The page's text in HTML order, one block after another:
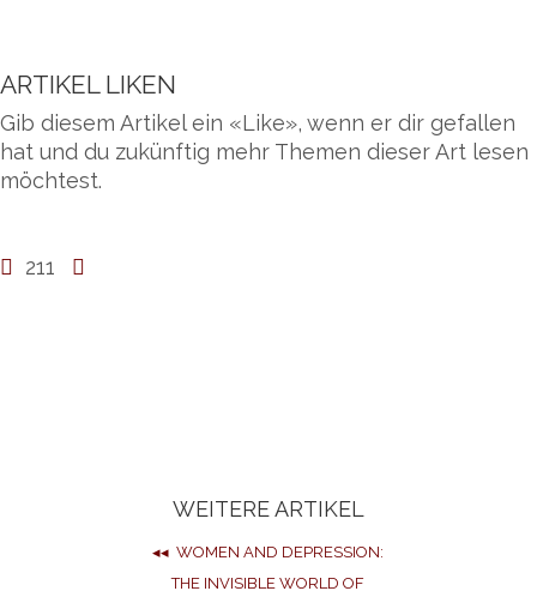
ARTIKEL LIKEN
Gib diesem Artikel ein «Like», wenn er dir gefallen
hat und du zukünftig mehr Themen dieser Art lesen
möchtest.
211
WEITERE ARTIKEL
◂◂ WOMEN AND DEPRESSION:
THE INVISIBLE WORLD OF